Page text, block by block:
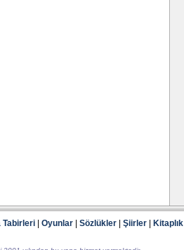
Tabirleri Oyunlar Sözlükler Şiirler Kitaplık